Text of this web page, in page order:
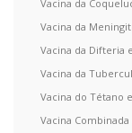
Vacina da
Vacina da
Vacina da Difteria
Vacina da
Vacina do Tétano
Vacina